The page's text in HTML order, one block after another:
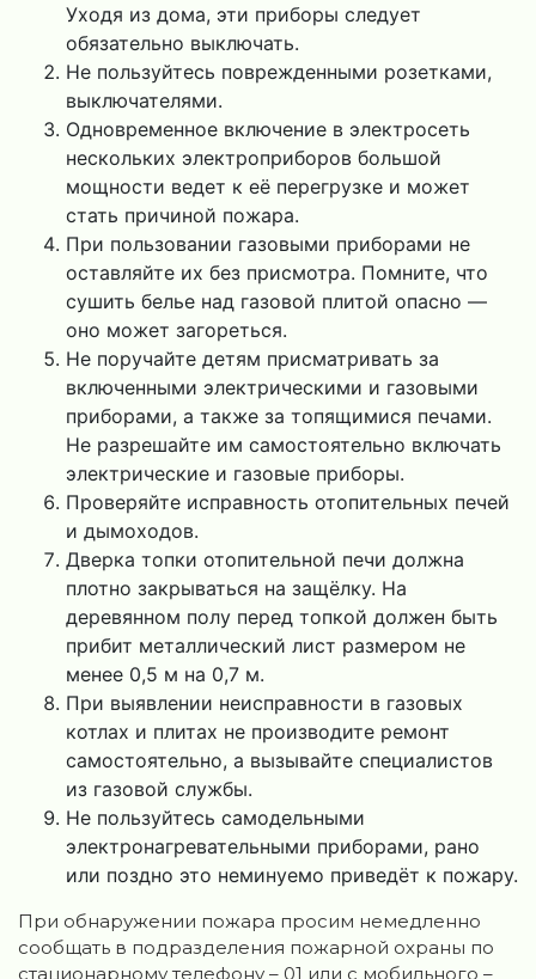
Уходя из дома, эти приборы следует
обязательно выключать.
Не пользуйтесь поврежденными розетками,
выключателями.
Одновременное включение в электросеть
нескольких электроприборов большой
мощности ведет к её перегрузке и может
стать причиной пожара.
При пользовании газовыми приборами не
оставляйте их без присмотра. Помните, что
сушить белье над газовой плитой опасно —
оно может загореться.
Не поручайте детям присматривать за
включенными электрическими и газовыми
приборами, а также за топящимися печами.
Не разрешайте им самостоятельно включать
электрические и газовые приборы.
Проверяйте исправность отопительных печей
и дымоходов.
Дверка топки отопительной печи должна
плотно закрываться на защёлку. На
деревянном полу перед топкой должен быть
прибит металлический лист размером не
менее 0,5 м на 0,7 м.
При выявлении неисправности в газовых
котлах и плитах не производите ремонт
самостоятельно, а вызывайте специалистов
из газовой службы.
Не пользуйтесь самодельными
электронагревательными приборами, рано
или поздно это неминуемо приведёт к пожару.
При обнаружении пожара просим немедленно
сообщать в подразделения пожарной охраны по
стационарному телефону – 01 или с мобильного –